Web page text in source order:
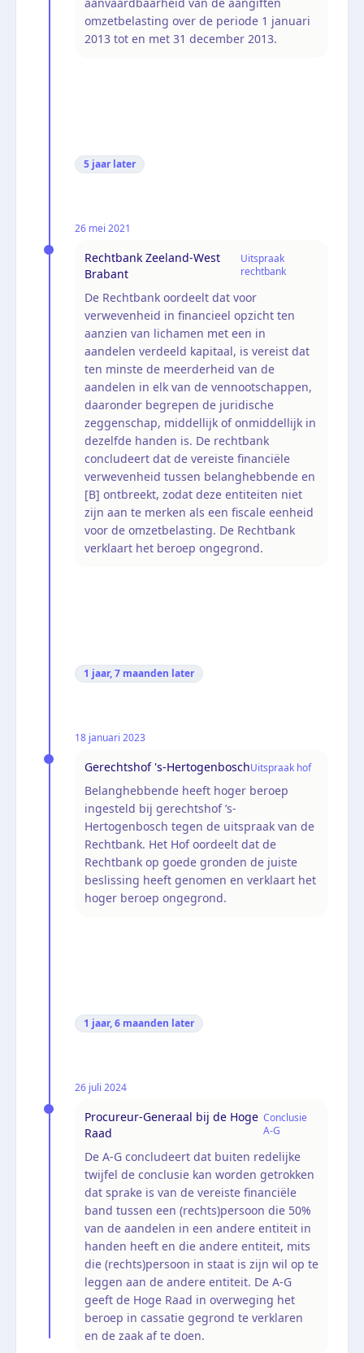
omzetbelasting over de periode 1 januari
2013 tot en met 31 december 2013.
5 jaar later
26 mei 2021
Rechtbank Zeeland-West
Brabant
Uitspraak
rechtbank
De Rechtbank oordeelt dat voor
verwevenheid in financieel opzicht ten
aanzien van lichamen met een in
aandelen verdeeld kapitaal, is vereist dat
ten minste de meerderheid van de
aandelen in elk van de vennootschappen,
daaronder begrepen de juridische
zeggenschap, middellijk of onmiddellijk in
dezelfde handen is. De rechtbank
concludeert dat de vereiste financiële
verwevenheid tussen belanghebbende en
[B] ontbreekt, zodat deze entiteiten niet
zijn aan te merken als een fiscale eenheid
voor de omzetbelasting. De Rechtbank
verklaart het beroep ongegrond.
1 jaar, 7 maanden later
18 januari 2023
Gerechtshof 's-HertogenboschUitspraak hof
Belanghebbende heeft hoger beroep
ingesteld bij gerechtshof ’s-
Hertogenbosch tegen de uitspraak van de
Rechtbank. Het Hof oordeelt dat de
Rechtbank op goede gronden de juiste
beslissing heeft genomen en verklaart het
hoger beroep ongegrond.
1 jaar, 6 maanden later
26 juli 2024
Procureur-Generaal bij de Hoge
Raad
Conclusie
A-G
De A-G concludeert dat buiten redelijke
twijfel de conclusie kan worden getrokken
dat sprake is van de vereiste financiële
band tussen een (rechts)persoon die 50%
van de aandelen in een andere entiteit in
handen heeft en die andere entiteit, mits
die (rechts)persoon in staat is zijn wil op te
leggen aan de andere entiteit. De A-G
geeft de Hoge Raad in overweging het
beroep in cassatie gegrond te verklaren
en de zaak af te doen.